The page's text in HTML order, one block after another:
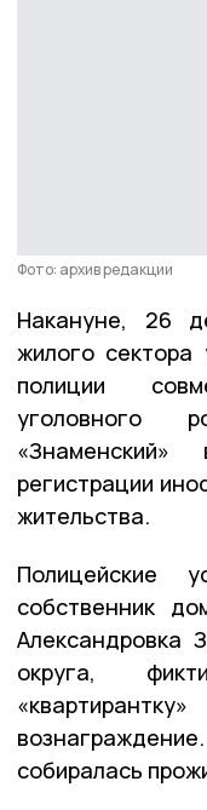
Фото: архив редакции
Накануне, 26
жилого сектора
полиции
уголовного
регистрации
жительства.
Полицейские
собственник
Александровка
округа,
собиралась